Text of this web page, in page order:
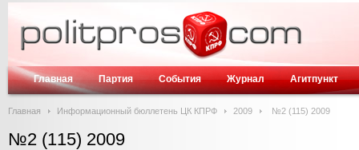
Главная Партия События Журнал Агитпункт
Главная Информационный бюллетень ЦК КПРФ 2009 №2 (115) 2009
№2 (115) 2009